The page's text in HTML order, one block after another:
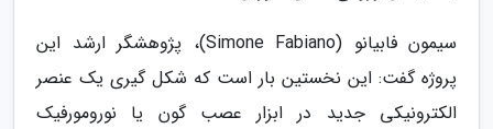
سیمون فابیانو (Simone Fabiano)، پژوهشگر ارشد این
پروژه گفت: این نخستین بار است که شکل گیری یک عنصر
الکترونیکی جدید در ابزار عصب گون یا نورومورفیک